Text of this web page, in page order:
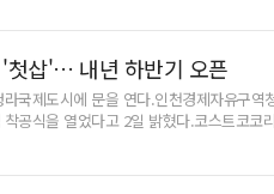
로, 삼성바이오로직스가 5공장 등을 신설할
다. 롯데와 인천경제청은 토지 매매 협의
는 지난 1월 미국 샌프란시스코에서 열린
플랜트 구축 계획을 공식화했다. 2030년까
해 총 36만ℓ 규모의 항체의약품 생산 공장
기 준공, 2026년 하반기 의약품 제조 및 품
년 상업 생산을 시작할 예정이다.롯데는
는 이를 민간사업자에 공모 방식으로 공급
연구시설 등의 용도로 개발할 수 있다. 공급
지 2필지는 서울시 송파구에 소재한 복합용
용도로 개발할 수 있다. 각각 9만9천400
조7천395억원, 4천551억5천520만원이다.
발LH, 민간사업자 공모 방식으로 용지 공급
2025년 말 착공해 2030년 준공 목표신청
첫삽'… 내년 하반기 오픈
국제도시에 문을 연다.인천경제자유구역
공식을 열었다고 2일 밝혔다.코스트코코
하반기까지 청라점을 준공해 영업을 시
운영하고 있으며 1억1천900만명 이상이